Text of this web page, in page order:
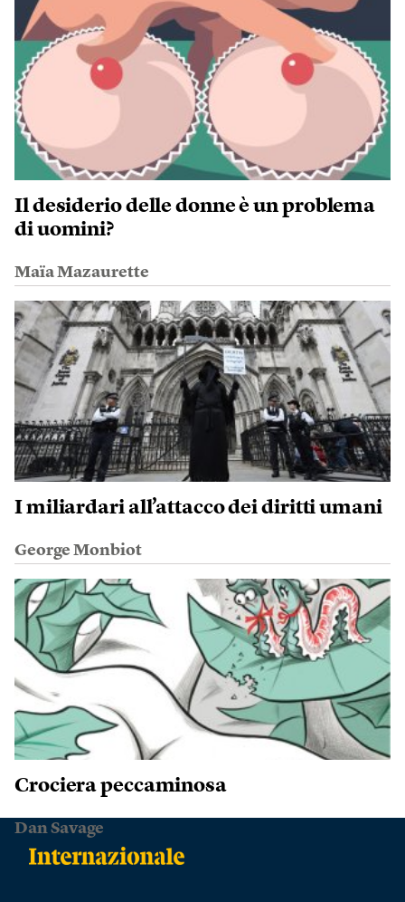
Il desiderio delle donne è un problema
di uomini?
Maïa Mazaurette
I miliardari all’attacco dei diritti umani
George Monbiot
Crociera peccaminosa
Dan Savage